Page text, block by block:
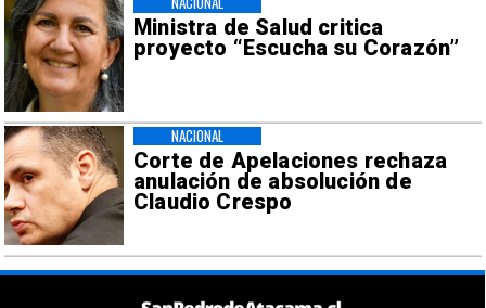
Ministra de Salud critica
proyecto “Escucha su Corazón”
Corte de Apelaciones rechaza
anulación de absolución de
Claudio Crespo
NACIONAL